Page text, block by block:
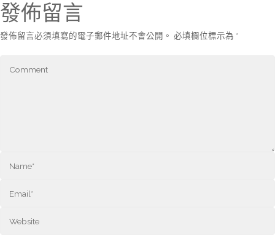
發佈留言
發佈留言必須填寫的電子郵件地址不會公開。 必填欄位標示為 *